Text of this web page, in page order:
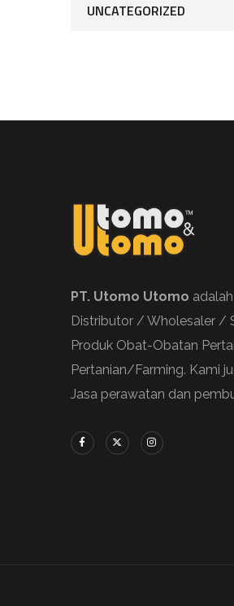
UNCATEGORIZED
PT. Utomo Utomo
Distributor / Wholesaler /
Produk Obat-Obatan
Pertanian/Farming. Kami
Jasa perawatan dan